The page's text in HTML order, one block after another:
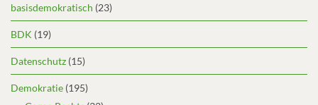
basisdemokratisch (23)
BDK (19)
Datenschutz (15)
Demokratie (195)